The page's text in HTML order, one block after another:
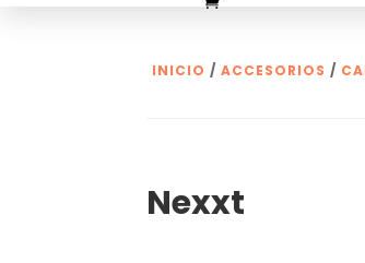
INICIO /ACCESORIOS /
Nexxt